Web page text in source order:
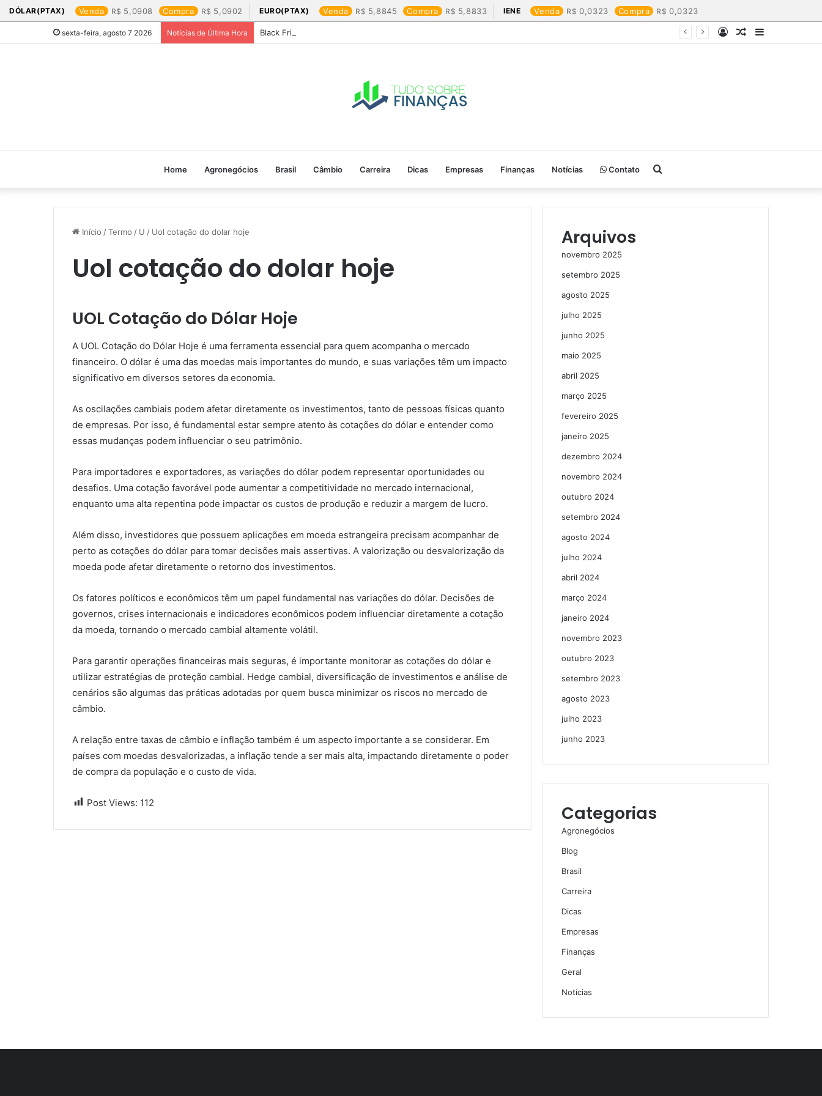
DÓLAR(PTAX) Venda 5,0908 Compra 5,0902 EURO(PTAX) Venda 5,8845 Compra 5,8833 IENE Venda 0,0323 Compra 0,0323
sexta-feira, agosto 7 2026 Notícias de Última Hora Black Friday: os produtos que mais valem a pena
Barra
Artigo
Entrar
Home Agronegócios Brasil Câmbio Carreira Dicas Empresas Finanças Notícias Contato Procurar
por
Início /Termo / U / Uol cotação do dolar hoje​
Uol cotação do dolar hoje​
UOL Cotação do Dólar Hoje
A UOL Cotação do Dólar Hoje é uma ferramenta essencial para quem acompanha o mercado
financeiro. O dólar é uma das moedas mais importantes do mundo, e suas variações têm um impacto
significativo em diversos setores da economia.
As oscilações cambiais podem afetar diretamente os investimentos, tanto de pessoas físicas quanto
de empresas. Por isso, é fundamental estar sempre atento às cotações do dólar e entender como
essas mudanças podem influenciar o seu patrimônio.
Para importadores e exportadores, as variações do dólar podem representar oportunidades ou
desafios. Uma cotação favorável pode aumentar a competitividade no mercado internacional,
enquanto uma alta repentina pode impactar os custos de produção e reduzir a margem de lucro.
Além disso, investidores que possuem aplicações em moeda estrangeira precisam acompanhar de
perto as cotações do dólar para tomar decisões mais assertivas. A valorização ou desvalorização da
moeda pode afetar diretamente o retorno dos investimentos.
Os fatores políticos e econômicos têm um papel fundamental nas variações do dólar. Decisões de
governos, crises internacionais e indicadores econômicos podem influenciar diretamente a cotação
da moeda, tornando o mercado cambial altamente volátil.
Para garantir operações financeiras mais seguras, é importante monitorar as cotações do dólar e
utilizar estratégias de proteção cambial. Hedge cambial, diversificação de investimentos e análise de
cenários são algumas das práticas adotadas por quem busca minimizar os riscos no mercado de
câmbio.
A relação entre taxas de câmbio e inflação também é um aspecto importante a se considerar. Em
países com moedas desvalorizadas, a inflação tende a ser mais alta, impactando diretamente o poder
de compra da população e o custo de vida.
Post Views: 112
Arquivos
novembro 2025
setembro 2025
agosto 2025
julho 2025
junho 2025
maio 2025
abril 2025
março 2025
fevereiro 2025
janeiro 2025
dezembro 2024
novembro 2024
outubro 2024
setembro 2024
agosto 2024
julho 2024
abril 2024
março 2024
janeiro 2024
novembro 2023
outubro 2023
setembro 2023
agosto 2023
julho 2023
junho 2023
Categorias
Agronegócios
Blog
Brasil
Carreira
Dicas
Empresas
Finanças
Geral
Notícias